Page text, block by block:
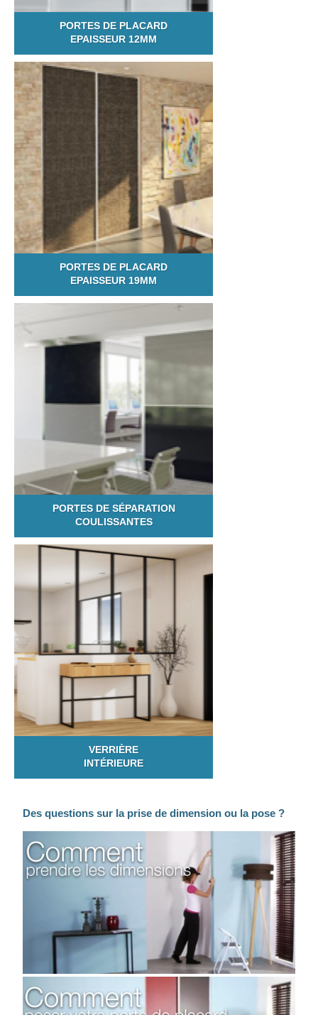
PORTES DE PLACARD
EPAISSEUR 12MM
PORTES DE PLACARD
EPAISSEUR 19MM
PORTES DE SÉPARATION
COULISSANTES
VERRIÈRE
INTÉRIEURE
Des questions sur la prise de dimension ou la pose ?